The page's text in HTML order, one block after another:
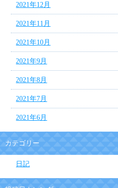
2021年12月
2021年11月
2021年10月
2021年9月
2021年8月
2021年7月
2021年6月
カテゴリー
日記